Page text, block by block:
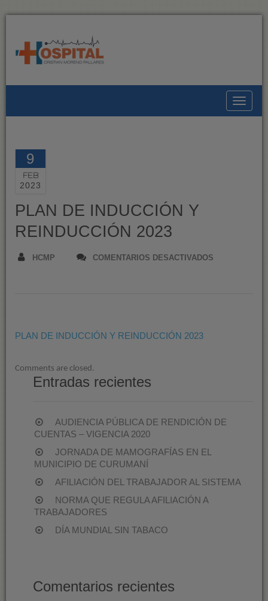
9
FEB
2023
PLAN DE INDUCCIÓN Y
REINDUCCIÓN 2023
HCMP COMENTARIOS DESACTIVADOS
PLAN DE INDUCCIÓN Y REINDUCCIÓN 2023
Comments are closed.
Entradas recientes
AUDIENCIA PÚBLICA DE RENDICIÓN DE
CUENTAS – VIGENCIA 2020
JORNADA DE MAMOGRAFÍAS EN EL
MUNICIPIO DE CURUMANÍ
AFILIACIÓN DEL TRABAJADOR AL SISTEMA
NORMA QUE REGULA AFILIACIÓN A
TRABAJADORES
DÍA MUNDIAL SIN TABACO
Comentarios recientes